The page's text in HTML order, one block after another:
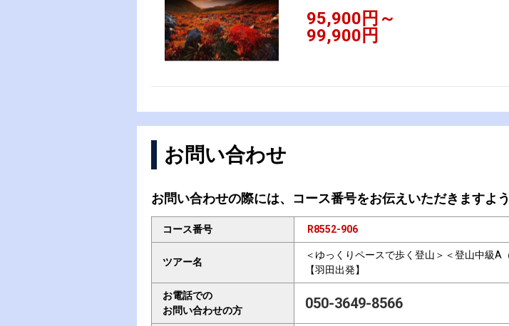
95,900円～
99,900円
お問い合わせ
お問い合わせの際には、コース番号をお伝えいただきますよ
コース番号 R8552-906
ツアー名
＜ゆっくりペースで歩く登山＞＜登山中級
【羽田出発】
お電話での
お問い合わせの方
050-3649-8566